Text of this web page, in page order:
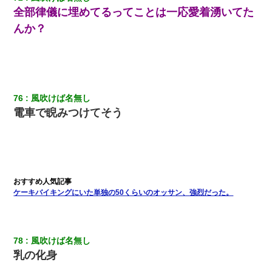
全部律儀に埋めてるってことは一応愛着湧いてた
んか？
76 風吹けば名無し
電車で睨みつけてそう
ケーキバイキングにいた単独の50くらいのオッサン、強烈だった。
78 風吹けば名無し
乳の化身